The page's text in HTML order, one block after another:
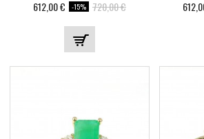
612,00 € -15% 720,00 €